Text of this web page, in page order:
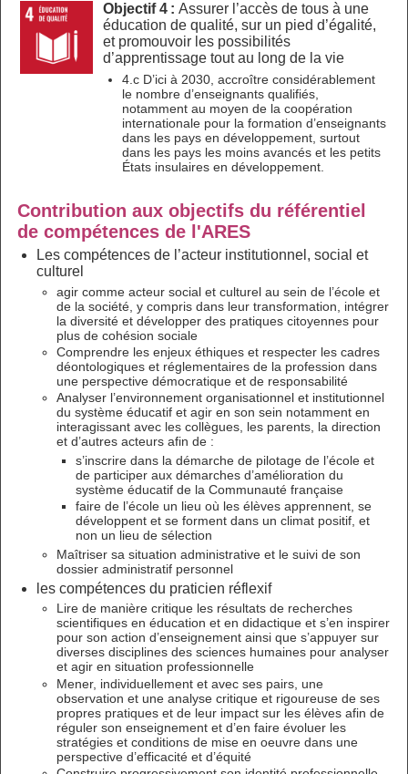
Objectif 4 : Assurer l’accès de tous à une
éducation de qualité, sur un pied d’égalité,
et promouvoir les possibilités
d’apprentissage tout au long de la vie
4.c D’ici à 2030, accroître considérablement
le nombre d’enseignants qualifiés,
notamment au moyen de la coopération
internationale pour la formation d’enseignants
dans les pays en développement, surtout
dans les pays les moins avancés et les petits
États insulaires en développement.
Contribution aux objectifs du référentiel
de compétences de l'ARES
Les compétences de l’acteur institutionnel, social et
culturel
agir comme acteur social et culturel au sein de l’école et
de la société, y compris dans leur transformation, intégrer
la diversité et développer des pratiques citoyennes pour
plus de cohésion sociale
Comprendre les enjeux éthiques et respecter les cadres
déontologiques et réglementaires de la profession dans
une perspective démocratique et de responsabilité
Analyser l’environnement organisationnel et institutionnel
du système éducatif et agir en son sein notamment en
interagissant avec les collègues, les parents, la direction
et d’autres acteurs afin de :
s’inscrire dans la démarche de pilotage de l’école et
de participer aux démarches d’amélioration du
système éducatif de la Communauté française
faire de l’école un lieu où les élèves apprennent, se
développent et se forment dans un climat positif, et
non un lieu de sélection
Maîtriser sa situation administrative et le suivi de son
dossier administratif personnel
les compétences du praticien réflexif
Lire de manière critique les résultats de recherches
scientifiques en éducation et en didactique et s’en inspirer
pour son action d’enseignement ainsi que s’appuyer sur
diverses disciplines des sciences humaines pour analyser
et agir en situation professionnelle
Mener, individuellement et avec ses pairs, une
observation et une analyse critique et rigoureuse de ses
propres pratiques et de leur impact sur les élèves afin de
réguler son enseignement et d’en faire évoluer les
stratégies et conditions de mise en oeuvre dans une
perspective d’efficacité et d’équité